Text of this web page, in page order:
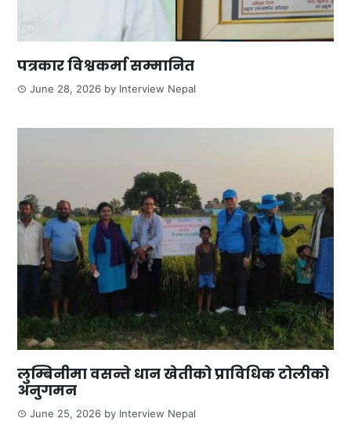
पत्रकार विश्वकर्मा सम्मानित
June 28, 2026 by Interview Nepal
लुम्बिनीमा वसन्ते धान खेतीको प्राविधिक टोलीको
अनुगमन
June 25, 2026 by Interview Nepal